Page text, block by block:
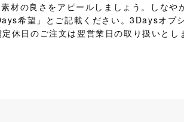
材の良さをアピールしましょう。しなや
希望」とご記載ください。3Daysオプ
日のご注文は翌営業日の取り扱いとし